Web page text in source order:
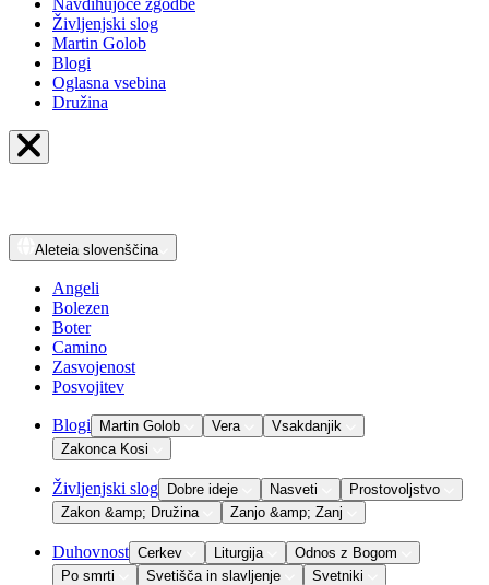
Navdihujoče zgodbe
Življenjski slog
Martin Golob
Blogi
Oglasna vsebina
Družina
Aleteia slovenščina
Angeli
Bolezen
Boter
Camino
Zasvojenost
Posvojitev
Blogi Martin Golob Vera
Vsakdanjik
Zakonca Kosi
Življenjski slog Dobre ideje Nasveti
Prostovoljstvo
Zakon &amp; Družina
Zanjo &amp; Zanj
Duhovnost Cerkev Liturgija
Odnos z Bogom
Po smrti
Svetišča in slavljenje
Svetniki